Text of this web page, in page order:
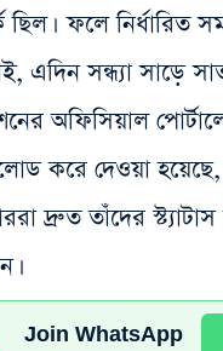
ছিল। ফলে নির্ধারিত
এদিন সন্ধ্যা সাড়ে
অফিসিয়াল
করে দেওয়া হয়েছে,
দ্রুত তাঁদের
Join WhatsApp